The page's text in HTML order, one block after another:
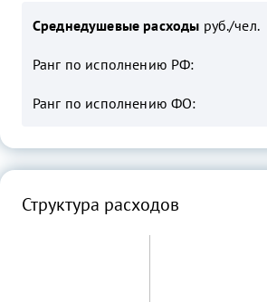
Среднедушевые расходы руб./чел.
Ранг по исполнению РФ:
Ранг по исполнению ФО:
Структура расходов